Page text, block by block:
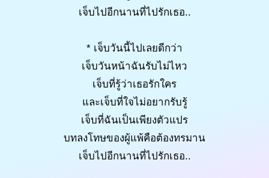
เจ็บไปอีกนานที่ไปรักเธอ..
* เจ็บวันนี้ไปเลยดีกว่า
เจ็บวันหน้าฉันรับไม่ไหว
เจ็บที่รู้ว่าเธอรักใคร
และเจ็บที่ใจไม่อยากรับรู้
เจ็บที่ฉันเป็นเพียงตัวแปร
บทลงโทษของผู้แพ้คือต้องทรมาน
เจ็บไปอีกนานที่ไปรักเธอ..